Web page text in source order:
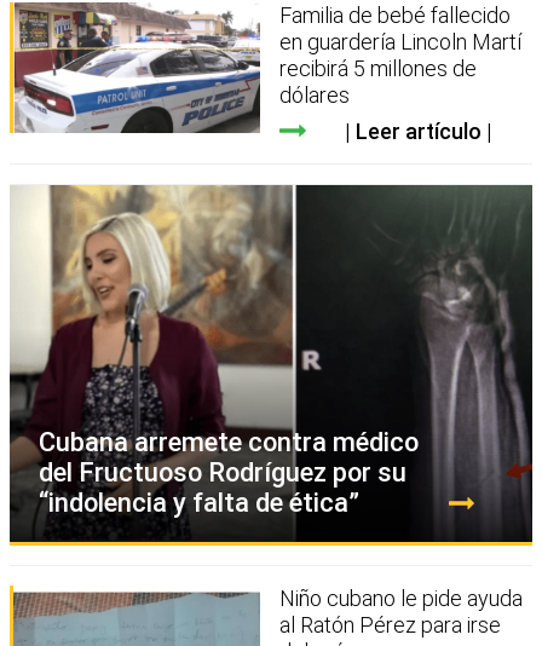
Familia de bebé fallecido
en guardería Lincoln Martí
recibirá 5 millones de
dólares
Leer artículo
Cubana arremete contra médico
del Fructuoso Rodríguez por su
“indolencia y falta de ética”
Niño cubano le pide ayuda
al Ratón Pérez para irse